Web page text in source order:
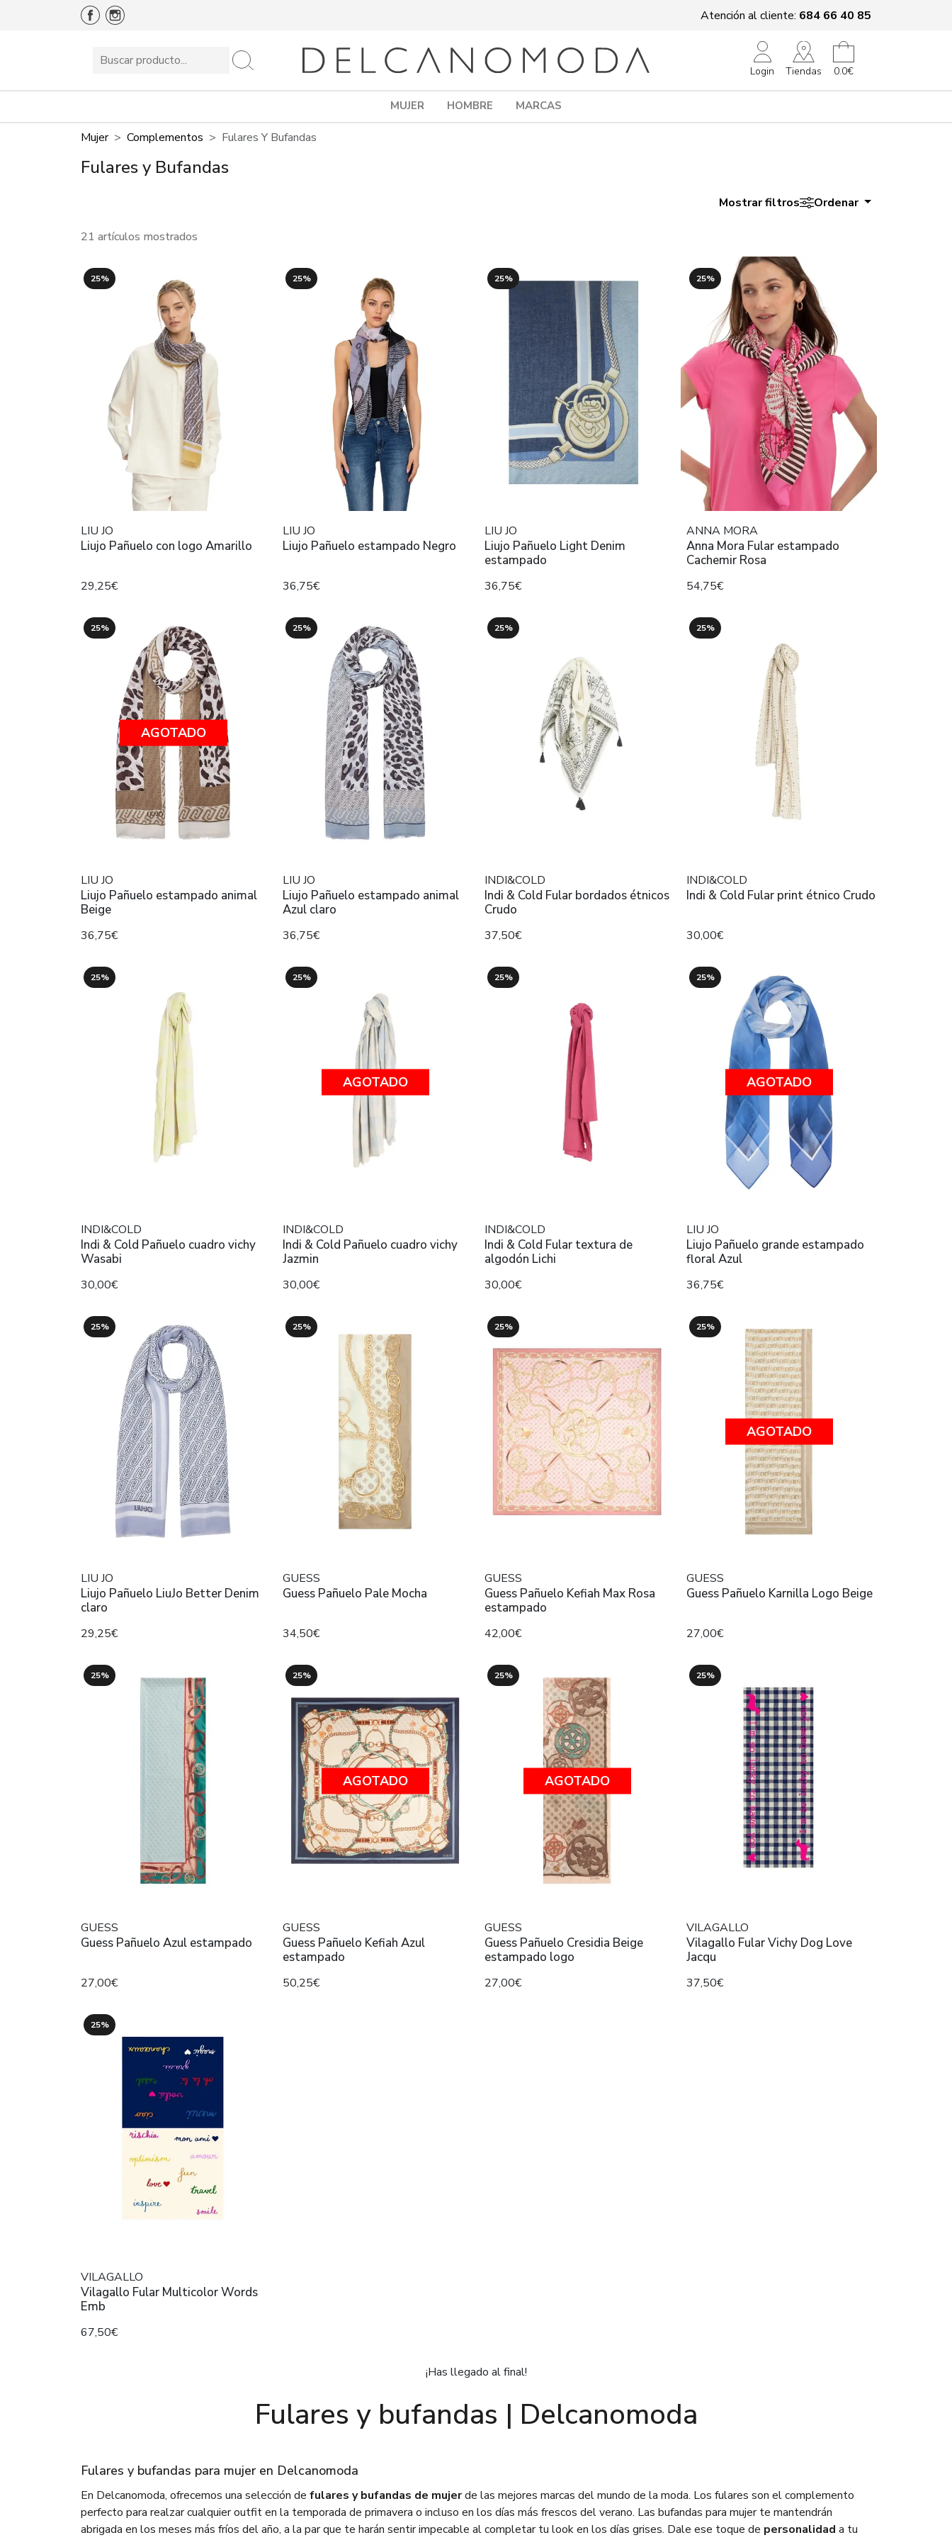
Atención al cliente: 684 66 40 85
Login Tiendas 0.0€
MUJER HOMBRE MARCAS
Mujer Complementos Fulares Y Bufandas
Fulares y Bufandas
Mostrar filtros Ordenar
21 artículos mostrados
25%
LIU JO
Liujo Pañuelo con logo Amarillo
29,25€
25%
LIU JO
Liujo Pañuelo estampado Negro
36,75€
25%
LIU JO
Liujo Pañuelo Light Denim
estampado
36,75€
25%
ANNA MORA
Anna Mora Fular estampado
Cachemir Rosa
54,75€
25%
AGOTADO
LIU JO
Liujo Pañuelo estampado animal
Beige
36,75€
25%
LIU JO
Liujo Pañuelo estampado animal
Azul claro
36,75€
25%
INDI&COLD
Indi & Cold Fular bordados étnicos
Crudo
37,50€
25%
INDI&COLD
Indi & Cold Fular print étnico Crudo
30,00€
25%
INDI&COLD
Indi & Cold Pañuelo cuadro vichy
Wasabi
30,00€
25%
AGOTADO
INDI&COLD
Indi & Cold Pañuelo cuadro vichy
Jazmin
30,00€
25%
INDI&COLD
Indi & Cold Fular textura de
algodón Lichi
30,00€
25%
AGOTADO
LIU JO
Liujo Pañuelo grande estampado
floral Azul
36,75€
25%
LIU JO
Liujo Pañuelo LiuJo Better Denim
claro
29,25€
25%
GUESS
Guess Pañuelo Pale Mocha
34,50€
25%
GUESS
Guess Pañuelo Kefiah Max Rosa
estampado
42,00€
25%
AGOTADO
GUESS
Guess Pañuelo Karnilla Logo Beige
27,00€
25%
GUESS
Guess Pañuelo Azul estampado
27,00€
25%
AGOTADO
GUESS
Guess Pañuelo Kefiah Azul
estampado
50,25€
25%
AGOTADO
GUESS
Guess Pañuelo Cresidia Beige
estampado logo
27,00€
25%
VILAGALLO
Vilagallo Fular Vichy Dog Love
Jacqu
37,50€
25%
VILAGALLO
Vilagallo Fular Multicolor Words
Emb
67,50€
¡Has llegado al final!
Fulares y bufandas | Delcanomoda
Fulares y bufandas para mujer en Delcanomoda
En Delcanomoda, ofrecemos una selección de fulares y bufandas de mujerde las mejores marcas del mundo de la moda. Los fulares son el complemento
perfecto para realzar cualquier outfit en la temporada de primavera o incluso en los días más frescos del verano. Las bufandas para mujer te mantendrán
abrigada en los meses más fríos del año, a la par que te harán sentir impecable al completar tu look en los días grises. Dale ese toque de personalidad a tu